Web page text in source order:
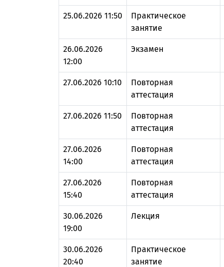
25.06.2026 11:50
Практическое
занятие
26.06.2026
12:00
Экзамен
27.06.2026 10:10
Повторная
аттестация
27.06.2026 11:50
Повторная
аттестация
27.06.2026
14:00
Повторная
аттестация
27.06.2026
15:40
Повторная
аттестация
30.06.2026
19:00
Лекция
30.06.2026
20:40
Практическое
занятие